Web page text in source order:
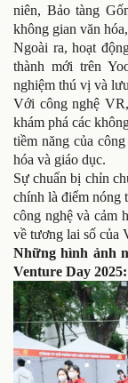
niên, Bảo tàng
không gian văn
Ngoài ra, hoạt
thành mới trên
nghiệm thú vị và
Với công nghệ
khám phá các
tiềm năng của
hóa và giáo dục.
Sự chuẩn bị chỉn
chính là điểm nóng
công nghệ và cảm
về tương lai số của
Những hình ảnh
Venture Day 2025: